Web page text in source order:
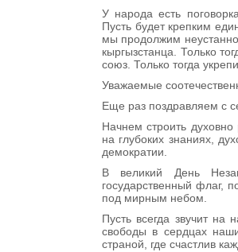
У народа есть
Пусть будет крепким
мы продолжим неустанно
кыргызстанца. Только
союз. Только тогда
Уважаемые
Еще раз поздравляем с
Начнем строить духовно
на глубоких знаниях,
демократии.
В великий День
государственный флаг,
под мирным небом.
Пусть всегда звучит
свободы в сердцах
страной, где счастлив